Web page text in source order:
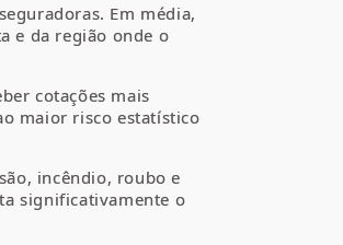
Em média,
e da região onde o
cotações mais
maior risco estatístico
incêndio, roubo e
significativamente o